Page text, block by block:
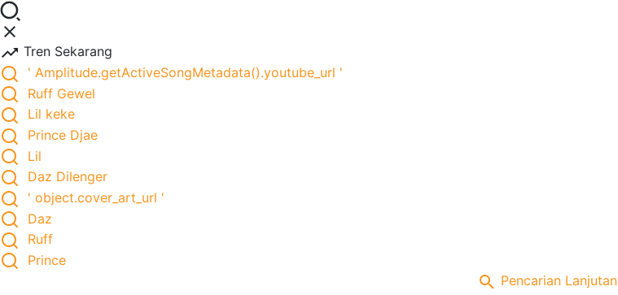
Tren Sekarang
' Amplitude.getActiveSongMetadata().youtube_url '
Ruff Gewel
Lil keke
Prince Djae
Lil
Daz Dilenger
' object.cover_art_url '
Daz
Ruff
Prince
Pencarian Lanjutan